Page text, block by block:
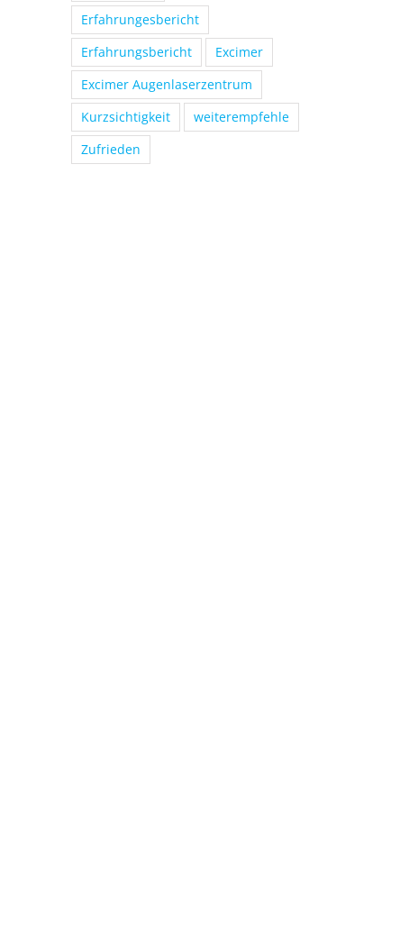
Erfahrungesbericht
Erfahrungsbericht
Excimer
Excimer Augenlaserzentrum
Kurzsichtigkeit
weiterempfehle
Zufrieden